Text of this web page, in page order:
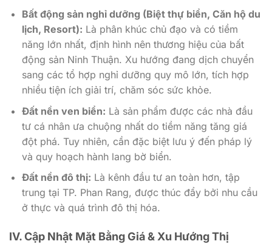
Bất động sản nghỉ dưỡng (Biệt thự biển, Căn hộ du
lịch, Resort): Là phân khúc chủ đạo và có tiềm
năng lớn nhất, định hình nên thương hiệu của bất
động sản Ninh Thuận. Xu hướng đang dịch chuyển
sang các tổ hợp nghỉ dưỡng quy mô lớn, tích hợp
nhiều tiện ích giải trí, chăm sóc sức khỏe.
Đất nền ven biển: Là sản phẩm được các nhà đầu
tư cá nhân ưa chuộng nhất do tiềm năng tăng giá
đột phá. Tuy nhiên, cần đặc biệt lưu ý đến pháp lý
và quy hoạch hành lang bờ biển.
Đất nền đô thị: Là kênh đầu tư an toàn hơn, tập
trung tại TP. Phan Rang, được thúc đẩy bởi nhu cầu
ở thực và quá trình đô thị hóa.
IV. Cập Nhật Mặt Bằng Giá & Xu Hướng Thị